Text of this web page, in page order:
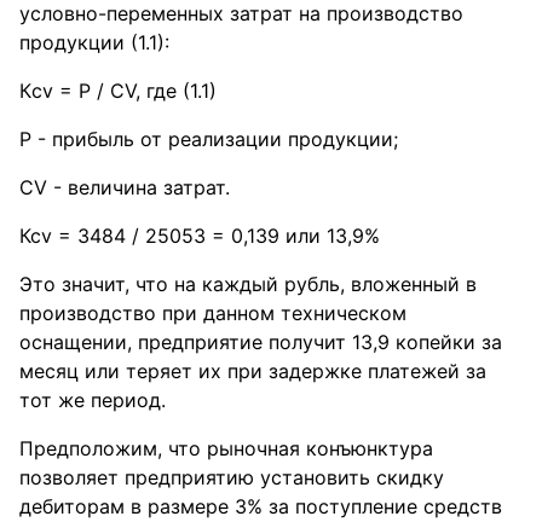
условно-переменных затрат на производство
продукции (1.1):
Кcv = P / CV, где (1.1)
Р - прибыль от реализации продукции;
CV - величина затрат.
Ксv = 3484 / 25053 = 0,139 или 13,9%
Это значит, что на каждый рубль, вложенный в
производство при данном техническом
оснащении, предприятие получит 13,9 копейки за
месяц или теряет их при задержке платежей за
тот же период.
Предположим, что рыночная конъюнктура
позволяет предприятию установить скидку
дебиторам в размере 3% за поступление средств